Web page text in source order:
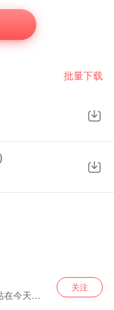
批量下载
在今天，
关注